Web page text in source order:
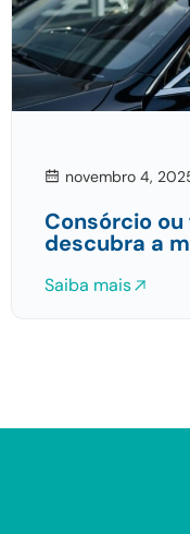
novembro 4,
Consórcio
descubra a
Saiba mais